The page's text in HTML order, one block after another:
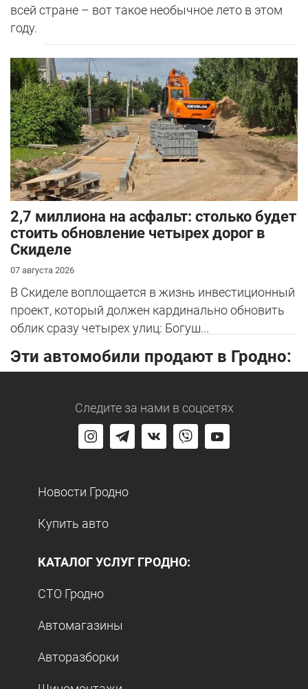
всей стране – вот такое необычное лето в этом
году.
2,7 миллиона на асфальт: столько будет
стоить обновление четырех дорог в
Скиделе
07 августа 2026
В Скиделе воплощается в жизнь инвестиционный
проект, который должен кардинально обновить
облик сразу четырех улиц: Богуш...
Эти автомобили продают в Гродно:
Следите за нами в соцсетях
Новости Гродно
Купить авто
КАТАЛОГ УСЛУГ ГРОДНО:
СТО Гродно
Автомагазины
Авторазборки